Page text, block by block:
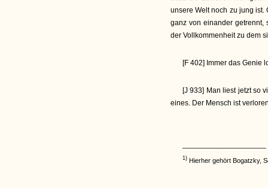
unsere Welt noch zu jung
ganz von einander getrennt,
der Vollkommenheit zu dem
[F 402] Immer das Genie
[J 933] Man liest jetzt so
eines. Der Mensch ist
1) Hierher gehört Bogatzky,